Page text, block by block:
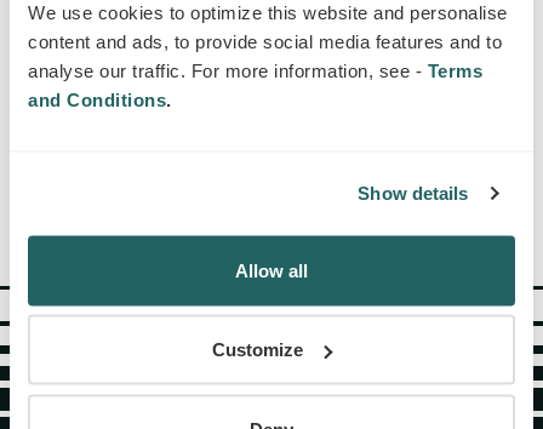
We use cookies to optimize this website and personalise
content and ads, to provide social media features and to
analyse our traffic. For more information, see - Terms
and Conditions
Show details
Allow all
Customize
ᲐᲥᲢᲘᲣᲠᲘ
ავტოტრანსპორტის მართვასთან დაკავშირებით
მესამე პირების წინაშე წარმოშობილი სამოქალაქო
პასუხისმგებლობის დაზღვევის პირობები ONLINE